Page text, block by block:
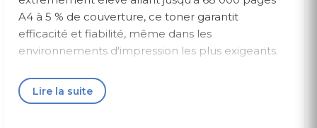
A4 à 5 % de couverture, ce toner garantit
efficacité et fiabilité, même dans les
environnements d'impression les plus exigeants.
Qualité d'impression parfaite : les toners d'origine
garantissent une reproduction précise des
Lire la suite